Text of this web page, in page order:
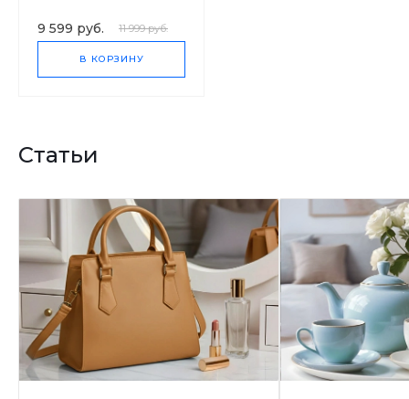
9 599 руб. 11 999 руб.
В КОРЗИНУ
Статьи